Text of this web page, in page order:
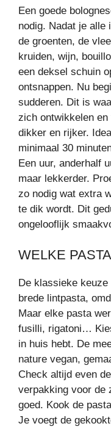
Een goede
nodig. Nadat je alle
de groenten, de
kruiden, wijn,
een deksel schuin
ontsnappen. Nu
sudderen. Dit is
zich ontwikkelen
dikker en rijker.
minimaal 30
Een uur, anderhalf
maar lekkerder.
zo nodig wat extra
te dik wordt. Dit
ongelooflijk
WELKE
De klassieke
brede lintpasta,
Maar elke pasta
fusilli, rigatoni…
in huis hebt. De
nature vegan,
Check altijd even
verpakking voor de
goed. Kook de
Je voegt de